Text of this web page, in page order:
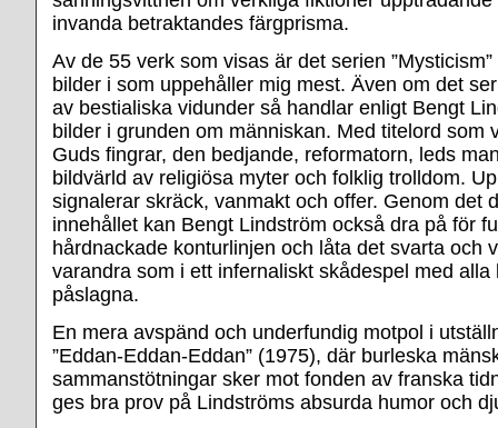
invanda betraktandes färgprisma.
Av de 55 verk som visas är det serien
bilder i som uppehåller mig mest. Även om det
av bestialiska vidunder så handlar enligt Bengt
bilder i grunden om människan. Med titelord som
Guds fingrar, den bedjande, reformatorn, leds
bildvärld av religiösa myter och folklig trolldom.
signalerar skräck, vanmakt och offer. Genom det
innehållet kan Bengt Lindström också dra på för
hårdnackade konturlinjen och låta det svarta och
varandra som i ett infernaliskt skådespel med alla
påslagna.
En mera avspänd och underfundig motpol i
”Eddan-Eddan-Eddan” (1975), där burleska
sammanstötningar sker mot fonden av franska
ges bra prov på Lindströms absurda humor och